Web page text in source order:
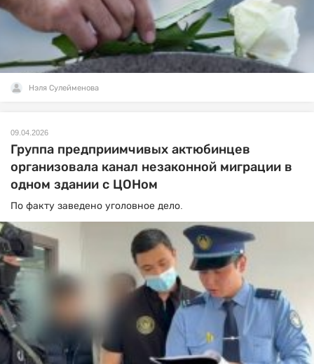
Нэля Сулейменова
09.04.2026
Группа предприимчивых актюбинцев
организовала канал незаконной миграции в
одном здании с ЦОНом
По факту заведено уголовное дело.